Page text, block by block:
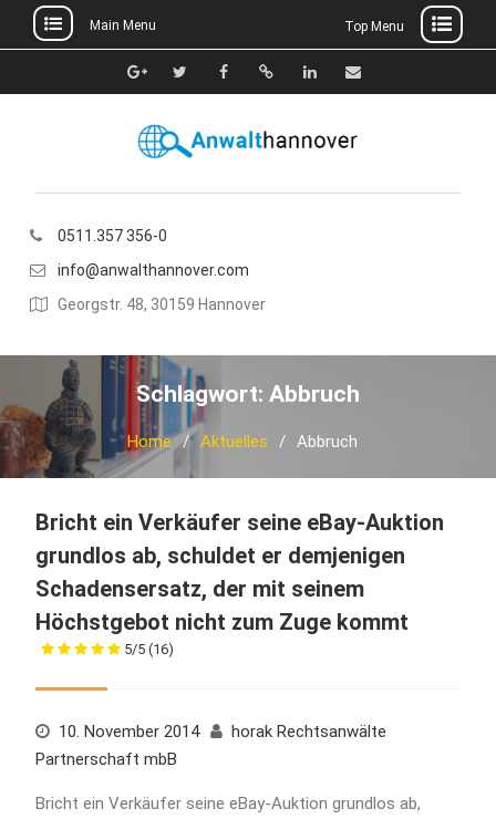
to
Main Menu Top Menu
Google+TwitterFacebook
Xing Linkedin
E-
0511.357 356-0
info@anwalthannover.com
Georgstr. 48, 30159 Hannover
Schlagwort: Abbruch
Home Aktuelles Abbruch
Bricht ein Verkäufer seine eBay-Auktion
grundlos ab, schuldet er demjenigen
Schadensersatz, der mit seinem
Höchstgebot nicht zum Zuge kommt
5/5 (16)
10. November 2014
horak Rechtsanwälte
Partnerschaft mbB
Bricht ein Verkäufer seine eBay-Auktion grundlos ab,